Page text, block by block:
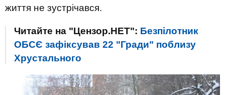
життя не зустрічався.
Читайте на "Цензор.НЕТ": Безпілотник
ОБСЄ зафіксував 22 "Гради" поблизу
Хрустального